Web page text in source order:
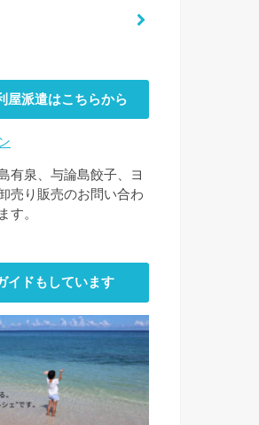
屋派遣はこちらから
有泉、与論島餃子、ヨ
売り販売のお問い合わ
す。
イドもしています